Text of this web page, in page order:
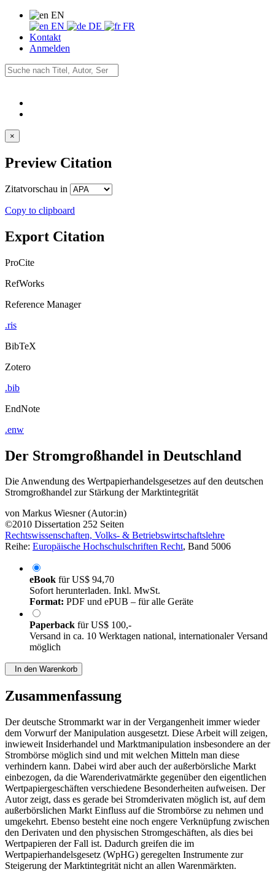
EN
EN
DE
FR
Kontakt
Anmelden
×
Preview Citation
Zitatvorschau in
Copy to clipboard
Export Citation
ProCite
RefWorks
Reference Manager
.ris
BibTeX
Zotero
.bib
EndNote
.enw
Der Stromgroßhandel in Deutschland
Die Anwendung des Wertpapierhandelsgesetzes auf den deutschen
Stromgroßhandel zur Stärkung der Marktintegrität
von Markus Wiesner (Autor:in)
©2010 Dissertation 252 Seiten
Rechtswissenschaften, Volks- & Betriebswirtschaftslehre
Reihe: Europäische Hochschulschriften Recht, Band 5006
eBook fürUS$ 94,70
Sofort herunterladen. Inkl. MwSt.
Format: PDF und ePUB – für alle Geräte
Paperback fürUS$ 100,-
Versand in ca. 10 Werktagen national, internationaler Versand
möglich
In den Warenkorb
Zusammenfassung
Der deutsche Strommarkt war in der Vergangenheit immer wieder
dem Vorwurf der Manipulation ausgesetzt. Diese Arbeit will zeigen,
inwieweit Insiderhandel und Marktmanipulation insbesondere an der
Strombörse möglich sind und mit welchen Mitteln man diese
verhindern kann. Dabei wird aber auch der außerbörsliche Markt
einbezogen, da die Warenderivatmärkte gegenüber den eigentlichen
Wertpapiergeschäften verschiedene Besonderheiten aufweisen. Der
Autor zeigt, dass es gerade bei Stromderivaten möglich ist, auf dem
außerbörslichen Markt Einfluss auf die Strombörse zu nehmen und
umgekehrt. Ebenso besteht eine noch engere Verknüpfung zwischen
den Derivaten und den physischen Stromgeschäften, als dies bei
Wertpapieren der Fall ist. Dadurch greifen die im
Wertpapierhandelsgesetz (WpHG) geregelten Instrumente zur
Steigerung der Marktintegrität nicht an allen Warenmärkten.